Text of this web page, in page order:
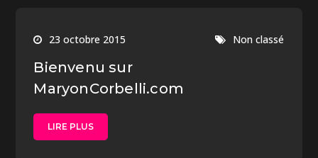
23 octobre 2015 Non classé
Bienvenu sur
MaryonCorbelli.com
LIRE PLUS